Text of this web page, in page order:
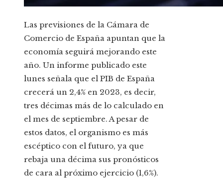
Las previsiones de la Cámara de
Comercio de España apuntan que la
economía seguirá mejorando este
año. Un informe publicado este
lunes señala que el PIB de España
crecerá un 2,4% en 2023, es decir,
tres décimas más de lo calculado en
el mes de septiembre. A pesar de
estos datos, el organismo es más
escéptico con el futuro, ya que
rebaja una décima sus pronósticos
de cara al próximo ejercicio (1,6%).